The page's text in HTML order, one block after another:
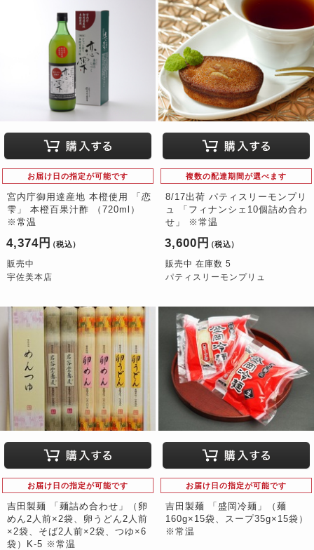
お届け日の指定が可能です
宮内庁御用達産地 本橙使用 「恋
雫」 本橙百果汁酢 （720ml）
※常温
4,374円 （税込）
販売中
宇佐美本店
複数の配達期間が選べます
8/17出荷 パティスリーモンプリ
ュ 「フィナンシェ10個詰め合わ
せ」 ※常温
3,600円 （税込）
販売中 在庫数 5
パティスリーモンプリュ
お届け日の指定が可能です
吉田製麺 「麺詰め合わせ」（卵
めん2人前×2袋、卵うどん2人前
×2袋、そば2人前×2袋、つゆ×6
袋）K-5 ※常温
お届け日の指定が可能です
吉田製麺 「盛岡冷麺」（麺
160g×15袋、スープ35g×15袋）
※常温